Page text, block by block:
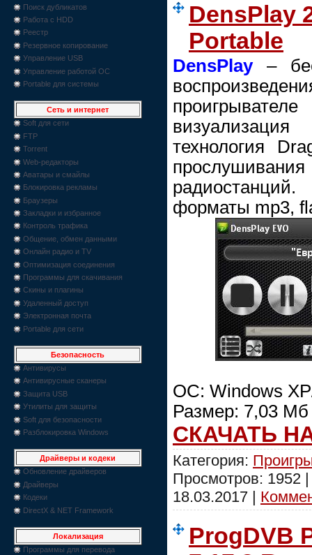
Поиск дубликатов
Работа с HDD
Реестр
Резервное копирование
Управление USB
Управление работой ОС
Portable для системы
Сеть и интернет
Soft для сети
FTP
Torrent
Web-редакторы
Аватары и смайлы
Блокировка рекламы
Браузеры
Закладки и избранное
Контроль трафика
Общение, обмен данными
Онлайн радио и TV
Оптимизация соединения
Программы для скачивания
Скины и плагины
Удаленный доступ
Электронная почта
Portable для сети
Безопасность
Антивирусы
Антивирусные сканеры
Защита USB
Утилиты для защиты
Soft для безопасности
Разблокировка Windows
Драйверы и кодеки
Обновление драйверов
Драйверы
Кодеки
DirectX & NET Framework
Локализация
Программы для перевода
DensPlay
Portable
DensPlay–
технология
форматы mp3,
ОС: Windows
Размер: 7,03
СКАЧАТЬ
Категория:
Просмотров: 1952
18.03.2017 |
ProgDVB